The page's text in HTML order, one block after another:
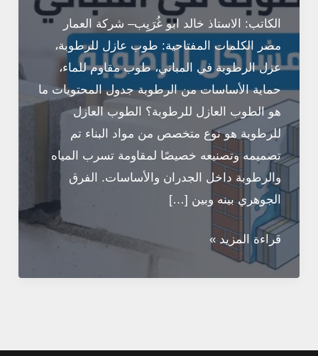
الكاتب: الاستاذ خالد ابو غُرَيِِب– شركة العمار
مصر الكلمات المفتاحية: طوب عازل للرطوبة،
عزل الرطوبة في المباني، طوب مقاوم للماء،
حماية الأساسات من الرطوبة جدول المحتويات ما
هو الطوب العازل للرطوبة؟ الطوب العازل
للرطوبة هو نوع متخصص من مواد البناء تم
تصميمه وتصنيعه خصيصًا لمقاومة تسرب المياه
والرطوبة داخل الجدران والأساسات. الفرق
الجوهري بينه وبين […]
الطوب
العازل
للرطوبة:
لمشكلة
قراءة المزيد »